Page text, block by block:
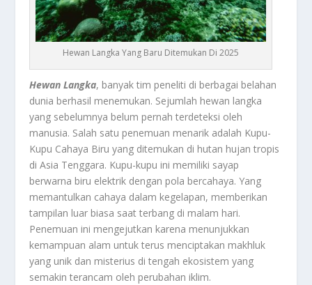
Hewan Langka Yang Baru Ditemukan Di 2025
Hewan Langka, banyak tim peneliti di berbagai belahan
dunia berhasil menemukan. Sejumlah hewan langka
yang sebelumnya belum pernah terdeteksi oleh
manusia. Salah satu penemuan menarik adalah Kupu-
Kupu Cahaya Biru yang ditemukan di hutan hujan tropis
di Asia Tenggara. Kupu-kupu ini memiliki sayap
berwarna biru elektrik dengan pola bercahaya. Yang
memantulkan cahaya dalam kegelapan, memberikan
tampilan luar biasa saat terbang di malam hari.
Penemuan ini mengejutkan karena menunjukkan
kemampuan alam untuk terus menciptakan makhluk
yang unik dan misterius di tengah ekosistem yang
semakin terancam oleh perubahan iklim.